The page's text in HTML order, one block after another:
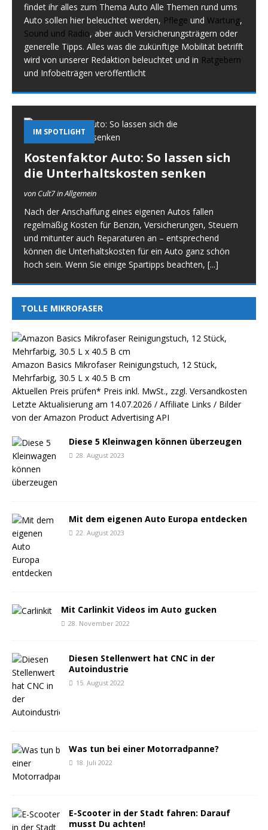
findet ihr alles zum Thema Auto Alle Themen rund ums
Auto sollen hier beleuchtet werden, Pflege und Wartung,
Sound und Radio, aber auch Versicherungsträgern oder
generelle Tipps. Alles was die zukünftige Mobilität betrifft
wird von unserer Redaktion beleuchtet und in Ratgebern
und Infobeiträgen veröffentlicht
IM SPOTLIGHT
Kostenfaktor Auto: So lassen sich
die Unterhaltskosten senken
von Cult7 in Allgemein
Nach der Anschaffung eines eigenen Autos fallen
regelmäßig Kosten für Benzin, Versicherungen, Steuern
und mitunter auch Reparaturen an – entsprechend
können die Unterhaltskosten für ein Auto ganz schön
hoch sein. Wenn Sie einige Spartipps beachten, [...]
TOLLE MIKROFASER
Amazon Basics Mikrofaser Reinigungstuch, 12 Stück,
Mehrfarbig, 30.5 L x 40.5 B cm
Aktuellen Preis prüfen* Preis inkl. MwSt., zzgl. Versandkosten
Letzte Aktualisierung am 14.07.2026 / Affiliate Links / Bilder
von der Amazon Product Advertising API
Diese 5 Kleinwagen können überzeugen
28. August 2023
Mit dem eigenen Auto Europa entdecken
22. August 2023
Mit Carlinkit Videos im Auto gucken
28. November 2022
Diesen Stellenwert hat CNC in der
Autoindustrie
15. August 2022
Was tun bei einer Motorradpanne?
18. Juli 2022
E-Scooter in der Stadt fahren: Darauf
musst Du achten!